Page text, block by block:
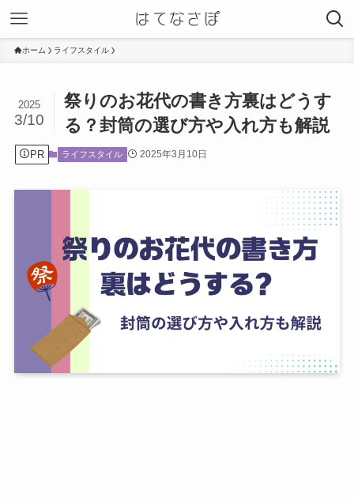
ホーム ライフスタイル
祭りのお花代の書き方裏はどうす
る？封筒の選び方や入れ方も解説
2025
3/10
PR ライフスタイル 2025年3月10日